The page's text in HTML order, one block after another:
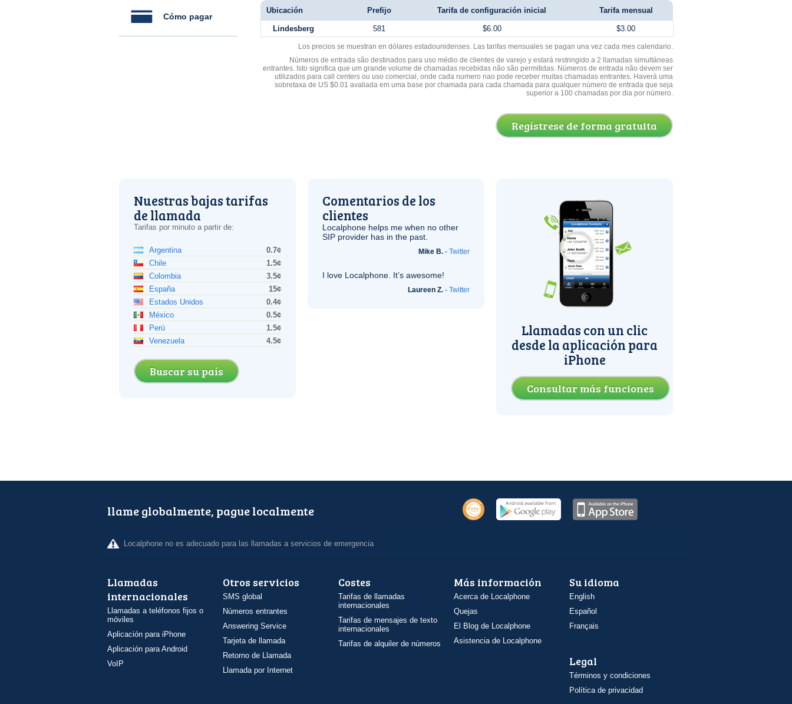
Cómo pagar
Ubicación Prefijo Tarifa de configuración inicial Tarifa mensual
Lindesberg 581 $6.00 $3.00
Los precios se muestran en dólares estadounidenses. Las tarifas mensuales se pagan una vez cada mes calendario.
Números de entrada são destinados para uso médio de clientes de varejo y estará restringido a 2 llamadas simultáneas
entrantes. Isto significa que um grande volume de chamadas recebidas não são permitidas. Números de entrada não devem ser
utilizados para call centers ou uso comercial, onde cada numero nao pode receber muitas chamadas entrantes. Haverá uma
sobretaxa de US $0.01 avaliada em uma base por chamada para cada chamada para qualquer número de entrada que seja
superior a 100 chamadas por dia por número.
Regístrese de forma gratuita
Nuestras bajas tarifas
de llamada
Tarifas por minuto a partir de:
Argentina
0.7¢
Chile
1.5¢
Colombia
3.5¢
España
15¢
Estados Unidos
0.4¢
México
0.5¢
Perú
1.5¢
Venezuela
4.5¢
Buscar su país
Comentarios de los
clientes
Localphone helps me when no other
SIP provider has in the past.
Mike B. - Twitter
I love Localphone. It’s awesome!
Laureen Z. - Twitter
Llamadas con un clic
desde la aplicación para
iPhone
Consultar más funciones
llame globalmente, pague localmente
Localphone no es adecuado para las llamadas a servicios de emergencia
Llamadas
internacionales
Llamadas a teléfonos fijos o
móviles
Aplicación para iPhone
Aplicación para Android
VoIP
Otros servicios
SMS global
Números entrantes
Answering Service
Tarjeta de llamada
Retorno de Llamada
Llamada por Internet
Costes
Tarifas de llamadas
internacionales
Tarifas de mensajes de texto
internacionales
Tarifas de alquiler de números
Más información
Acerca de Localphone
Quejas
El Blog de Localphone
Asistencia de Localphone
Su idioma
English
Español
Français
Legal
Términos y condiciones
Política de privacidad